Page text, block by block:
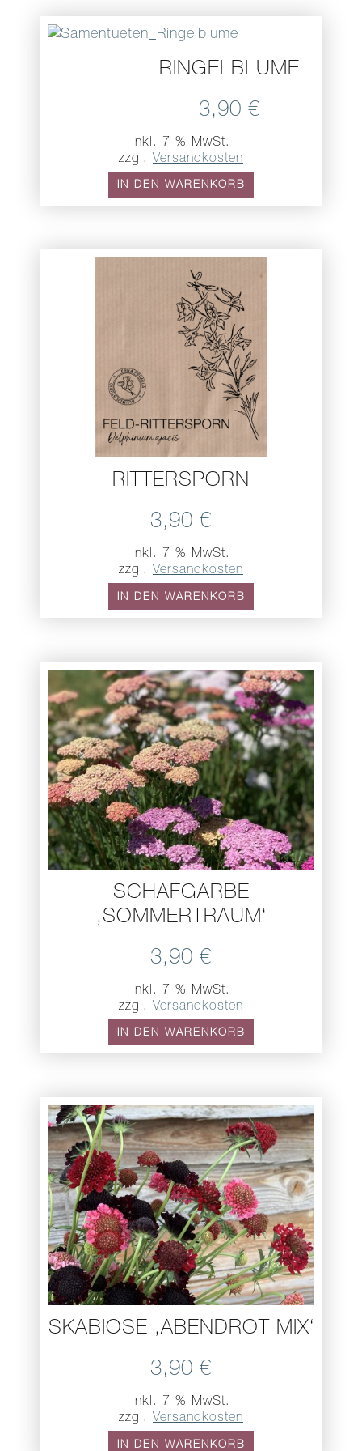
RINGELBLUME
3,90€
inkl. 7 % MwSt.
zzgl. Versandkosten
IN DEN WARENKORB
RITTERSPORN
3,90 €
inkl. 7 % MwSt.
zzgl. Versandkosten
IN DEN WARENKORB
SCHAFGARBE
,SOMMERTRAUM‘
3,90 €
inkl. 7 % MwSt.
zzgl. Versandkosten
IN DEN WARENKORB
SKABIOSE ,ABENDROT MIX‘
3,90 €
inkl. 7 % MwSt.
zzgl. Versandkosten
IN DEN WARENKORB